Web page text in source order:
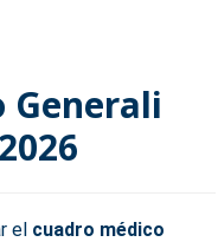
Generali
el cuadro médico